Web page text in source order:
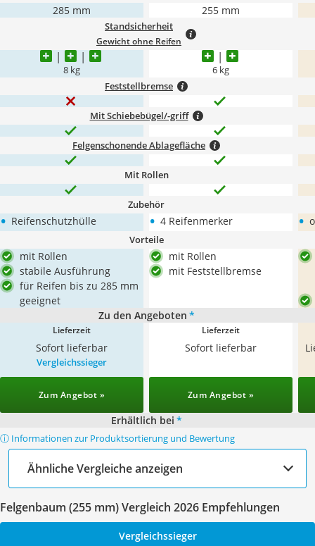
285 mm 255 mm
Standsicherheit
Gewicht ohne Reifen
8 kg 6 kg
Feststellbremse
Mit Schiebebügel/-griff
Felgenschonende Ablagefläche
Mit Rollen
Zubehör
• Reifenschutzhülle • 4 Reifenmerker •
Vorteile
mit Rollen
stabile Ausführung
für Reifen bis zu 285 mm
geeignet
mit Rollen
mit Feststellbremse
Zu den Angeboten *
Lieferzeit
Sofort lieferbar
Lieferzeit
Sofort lieferbar
Vergleichssieger
Zum Angebot » Zum Angebot »
Erhältlich bei *
ⓘ Informationen zur Produktsortierung und Bewertung
Ähnliche Vergleiche anzeigen
Felgenbaum (255 mm) Vergleich 2026 Empfehlungen
Vergleichssieger